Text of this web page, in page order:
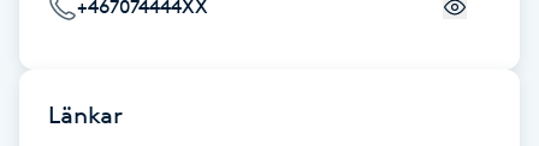
Faceliftmassage
+467074444XX
Länkar